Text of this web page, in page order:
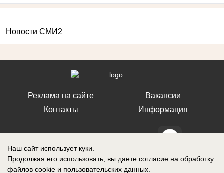
Новости СМИ2
Реклама на сайте
Контакты
Вакансии
Информация
СМИ Блокнот Ставрополь зарегистрировано Федеральной службой по
надзору в сфере связи, информационных технологий и массовых
Наш сайт использует куки.
Продолжая его использовать, вы даете согласие на обработку
файлов cookie и пользовательских данных.